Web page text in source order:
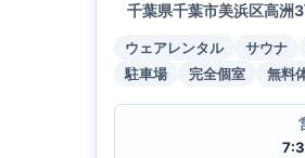
千葉県千葉市美浜区高洲
ウェアレンタル サウナ
駐車場
完全個室 無料